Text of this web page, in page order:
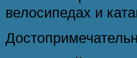
велосипедах и